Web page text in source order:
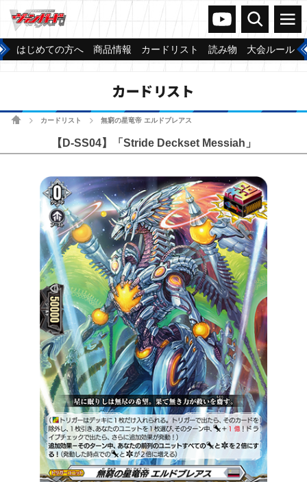
ヴァンガードch
検索 メニュー
はじめての方へ 商品情報 カードリスト 読み物 大会ルール
カードリスト
ホームカードリスト 無窮の星竜帝 エルドブレアス
【D-SS04】「Stride Deckset Messiah」